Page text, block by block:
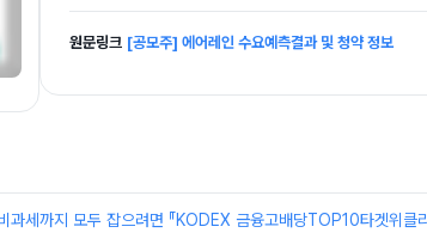
원문링크 [공모주] 에어레인 수요예측결과 및 청약 정보
과세까지 모두 잡으려면 『KODEX 금융고배당TOP10타겟위클